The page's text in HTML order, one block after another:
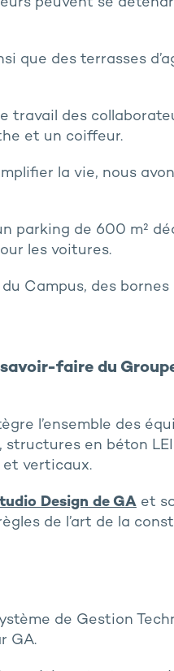
que des terrasses
travail des
et un coiffeur.
la vie, nous
parking de 600 m²
les voitures.
Campus, des
faire du
l’ensemble des
en béton
et verticaux.
Design de GAet
de l’art de la
de Gestion
GA.